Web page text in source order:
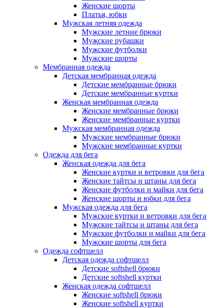
Женские шорты
Платья, юбки
Мужская летняя одежда
Мужские летние брюки
Мужские рубашки
Мужские футболки
Мужские шорты
Мембранная одежда
Детская мембранная одежда
Детские мембранные брюки
Детские мембранные куртки
Женская мембранная одежда
Женские мембранные брюки
Женские мембранные куртки
Мужская мембранная одежда
Мужские мембранные брюки
Мужские мембранные куртки
Одежда для бега
Женская одежда для бега
Женские куртки и ветровки для бега
Женские тайтсы и штаны для бега
Женские футболки и майки для бега
Женские шорты и юбки для бега
Мужская одежда для бега
Мужские куртки и ветровки для бега
Мужские тайтсы и штаны для бега
Мужские футболки и майки для бега
Мужские шорты для бега
Одежда софтшелл
Детская одежда софтшелл
Детские softshell брюки
Детские softshell куртки
Женская одежда софтшелл
Женские softshell брюки
Женские softshell куртки